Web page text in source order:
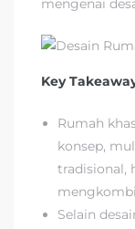
mengenai
Key
Rumah
konsep,
tradisional,
Selain